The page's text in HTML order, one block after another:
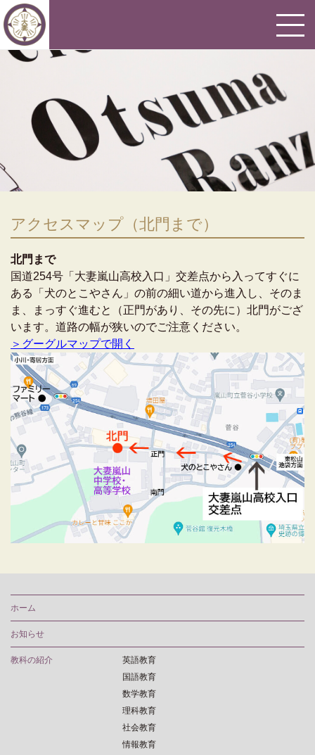
アクセスマップ（北門まで）
北門まで
国道254号「大妻嵐山高校入口」交差点から入ってすぐに
ある「犬のとこやさん」の前の細い道から進入し、そのま
ま、まっすぐ進むと（正門があり、その先に）北門がござ
います。道路の幅が狭いのでご注意ください。
＞グーグルマップで開く
ホーム
お知らせ
教科の紹介
英語教育
国語教育
数学教育
理科教育
社会教育
情報教育